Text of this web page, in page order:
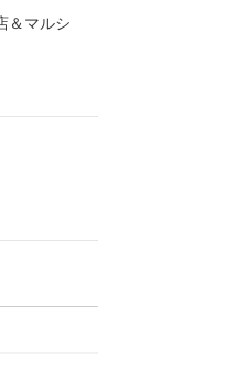
＆マルシ